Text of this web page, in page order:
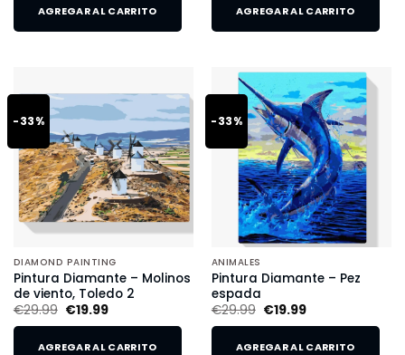
AGREGAR AL CARRITO AGREGAR AL CARRITO
-33%
DIAMOND PAINTING
Pintura Diamante – Molinos
de viento, Toledo 2
€29.99 €19.99
AGREGAR AL CARRITO
-33%
ANIMALES
Pintura Diamante – Pez
espada
€29.99 €19.99
AGREGAR AL CARRITO